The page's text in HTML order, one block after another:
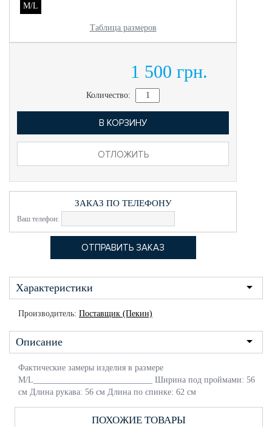
M/L
Таблица размеров
1 500 грн.
Количество:
В КОРЗИНУ
ОТЛОЖИТЬ
ЗАКАЗ ПО ТЕЛЕФОНУ
Ваш телефон:
Характеристики
Производитель: Поставщик (Пекин)
Описание
Фактические замеры изделия в размере
M/L____________________________ Ширина под проймами: 56
см Длина рукава: 56 см Длина по спинке: 62 см
ПОХОЖИЕ ТОВАРЫ